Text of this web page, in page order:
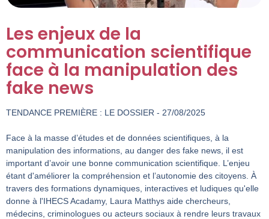
Les enjeux de la
communication scientifique
face à la manipulation des
fake news
TENDANCE PREMIÈRE : LE DOSSIER - 27/08/2025
Face à la masse d’études et de données scientifiques, à la
manipulation des informations, au danger des fake news, il est
important d’avoir une bonne communication scientifique. L’enjeu
étant d'améliorer la compréhension et l’autonomie des citoyens. À
travers des formations dynamiques, interactives et ludiques qu'elle
donne à l'IHECS Acadamy, Laura Matthys aide chercheurs,
médecins, criminologues ou acteurs sociaux à rendre leurs travaux